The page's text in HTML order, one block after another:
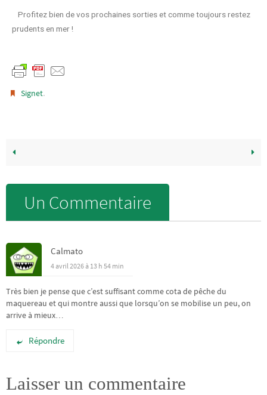
Profitez bien de vos prochaines sorties et comme toujours restez
prudents en mer !
Signet.
Un Commentaire
Calmato
4 avril 2026 à 13 h 54 min
Très bien je pense que c’est suffisant comme cota de pêche du
maquereau et qui montre aussi que lorsqu’on se mobilise un peu, on
arrive à mieux…
Répondre
Laisser un commentaire